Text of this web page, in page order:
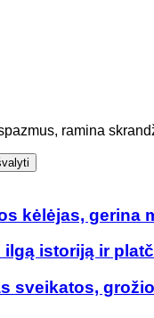
ramina
kėlėjas, gerina
istoriją ir
sveikatos,